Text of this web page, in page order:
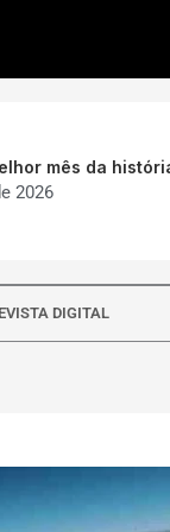
mês da
2026
DIGITAL